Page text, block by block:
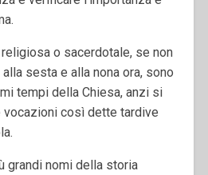
o sacerdotale, se non
alla sesta e alla nona ora, sono
tempi della Chiesa, anzi si
vocazioni così dette tardive
grandi nomi della storia